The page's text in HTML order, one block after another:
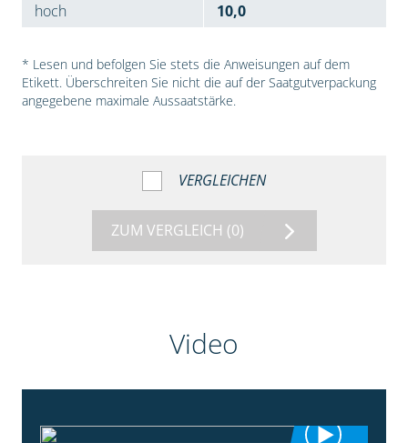
hoch
10,0
* Lesen und befolgen Sie stets die Anweisungen auf dem
Etikett. Überschreiten Sie nicht die auf der Saatgutverpackung
angegebene maximale Aussaatstärke.
VERGLEICHEN
ZUM VERGLEICH (0)
Video